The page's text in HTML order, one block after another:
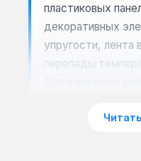
пластиковых
декоративных
упругости, лента
перепады
излучению и